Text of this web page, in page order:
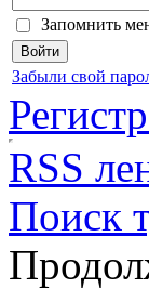
Запомнить
Забыли свой
RSS
Поиск